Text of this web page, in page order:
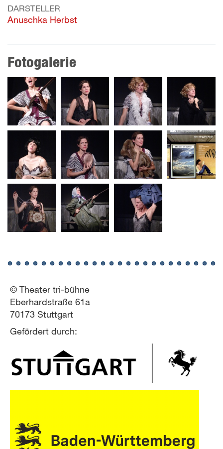
DARSTELLER
Anuschka Herbst
Fotogalerie
© Theater tri-bühne
Eberhardstraße 61a
70173 Stuttgart
Gefördert durch: